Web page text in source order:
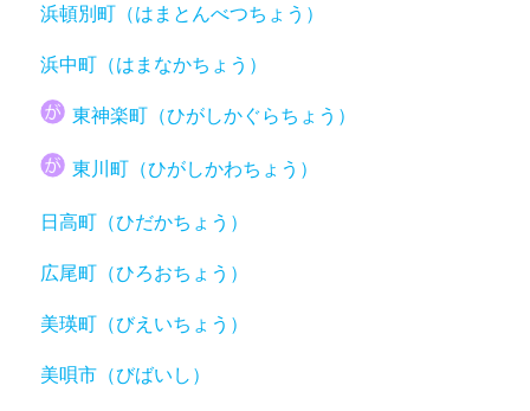
浜頓別町（はまとんべつちょう）
浜中町（はまなかちょう）
東神楽町（ひがしかぐらちょう）
東川町（ひがしかわちょう）
日高町（ひだかちょう）
広尾町（ひろおちょう）
美瑛町（びえいちょう）
美唄市（びばいし）